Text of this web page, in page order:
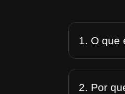
1. O que
2. Por